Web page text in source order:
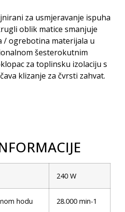
za usmjeravanje ispuha
oblik matice smanjuje
/ ogrebotina materijala u
šesterokutnim
za toplinsku izolaciju s
klizanje za čvrsti zahvat.
240 W
hodu 28.000 min-1